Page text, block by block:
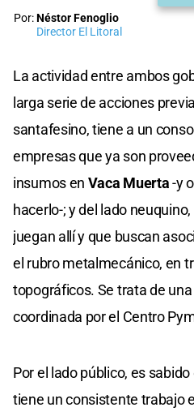
Por:Néstor Fenoglio
Director El Litoral
La actividad entre ambos
larga serie de acciones
santafesino, tiene a un
empresas que ya son
insumos en Vaca Muerta-y
hacerlo-; y del lado
juegan allí y que buscan
el rubro metalmecánico, en
topográficos. Se trata de
coordinada por el Centro
Por el lado público, es
tiene un consistente trabajo